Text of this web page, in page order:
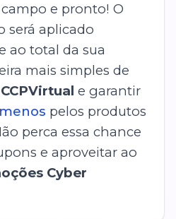
e pronto! O
será aplicado
ao total da sua
mais simples de
e garantir
pelos produtos
perca essa chance
e aproveitar ao
Cyber